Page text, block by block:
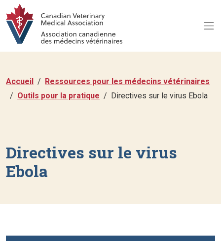
Accueil
Ressources pour les médecins vétérinaires
Outils pour la pratique
Directives sur le virus Ebola
Directives sur le virus
Ebola